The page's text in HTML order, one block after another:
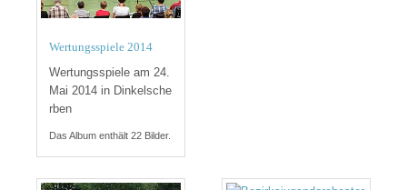
Wertungsspiele 2014
Wertungsspiele am 24.
Mai 2014 in Dinkelsche
rben
Das Album enthält 22 Bilder.